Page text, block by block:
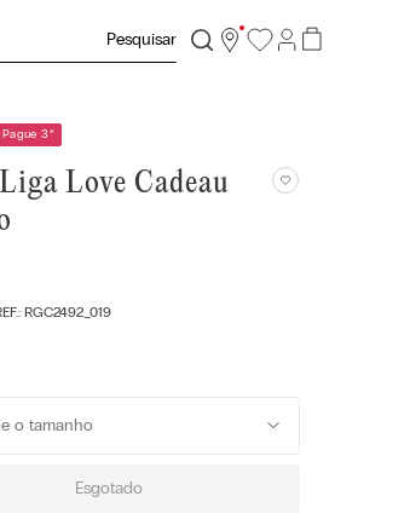
3*
Love Cadeau
RGC2492_019
o tamanho
Esgotado